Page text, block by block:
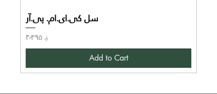
سل کی.ای.ام. پی.آر
Price
؋ ۳٬۴۹۵
Add to Cart